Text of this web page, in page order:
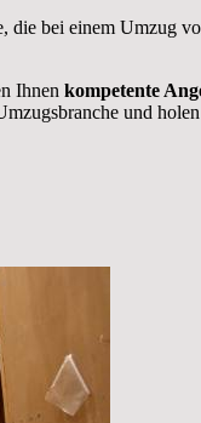
die bei einem Umzug
Ihnen kompetente
und